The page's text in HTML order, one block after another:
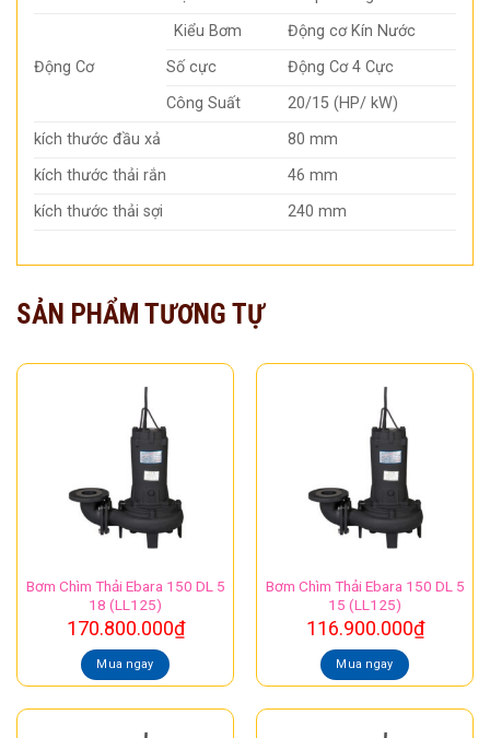
Động Cơ
Kiểu Bơm
Động cơ Kín Nước
Số cực
Động Cơ 4 Cực
Công Suất
20/15 (HP/ kW)
kích thước đầu xả
80 mm
kích thước thải rắn
46 mm
kích thước thải sợi
240 mm
SẢN PHẨM TƯƠNG TỰ
Bơm Chìm Thải Ebara 150 DL 5
18 (LL125)
170.800.000₫
Mua ngay
Bơm Chìm Thải Ebara 150 DL 5
15 (LL125)
116.900.000₫
Mua ngay